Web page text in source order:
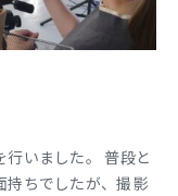
いました。 普段と
持ちでしたが、撮影